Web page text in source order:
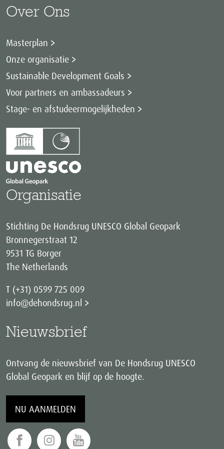
Over Ons
Masterplan
Onze organisatie
Sustainable Development Goals
Voor partners en ambassadeurs
Stage- en afstudeermogelijkheden
Organisatie
Stichting De Hondsrug UNESCO Global Geopark
Bronnegerstraat 12
9531 TG Borger
The Netherlands
T (+31) 0599 725 009
info@dehondsrug.nl
Nieuwsbrief
Ontvang de nieuwsbrief van De Hondsrug UNESCO
Global Geopark en blijf op de hoogte.
NU AANMELDEN